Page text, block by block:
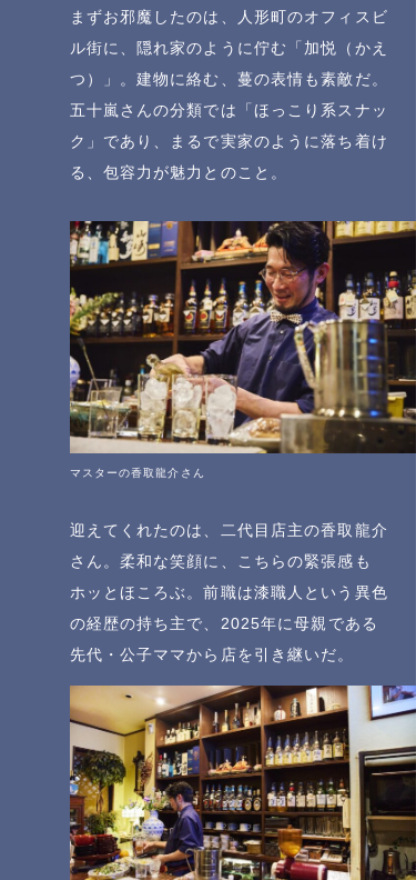
まずお邪魔したのは、人形町のオフィスビ
ル街に、隠れ家のように佇む「加悦（かえ
つ）」。建物に絡む、蔓の表情も素敵だ。
五十嵐さんの分類では「ほっこり系スナッ
ク」であり、まるで実家のように落ち着け
る、包容力が魅力とのこと。
マスターの香取龍介さん
迎えてくれたのは、二代目店主の香取龍介
さん。柔和な笑顔に、こちらの緊張感も
ホッとほころぶ。前職は漆職人という異色
の経歴の持ち主で、2025年に母親である
先代・公子ママから店を引き継いだ。